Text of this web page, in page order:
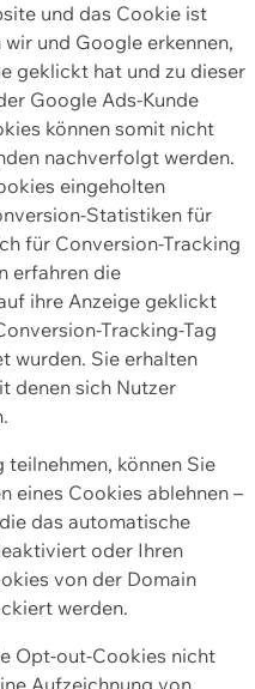
und das Cookie ist
und Google erkennen,
geklickt hat und zu dieser
Google Ads-Kunde
können somit nicht
nachverfolgt werden.
eingeholten
Statistiken für
für Conversion-Tracking
erfahren die
ihre Anzeige geklickt
Tracking-Tag
wurden. Sie erhalten
denen sich Nutzer
können Sie
eines Cookies ablehnen –
das automatische
oder Ihren
von der Domain
werden.
Opt-out-Cookies nicht